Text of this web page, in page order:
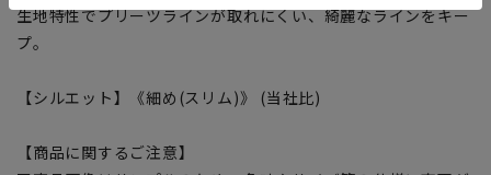
生地特性でプリーツラインが取れにくい、綺麗なラインをキー
プ。
【シルエット】《細め(スリム)》 (当社比)
【商品に関するご注意】